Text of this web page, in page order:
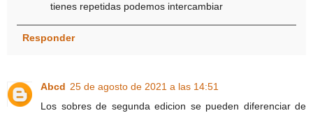
tienes repetidas podemos intercambiar
Responder
Abcd 25 de agosto de 2021 a las 14:51
Los sobres de segunda edicion se pueden diferenciar de